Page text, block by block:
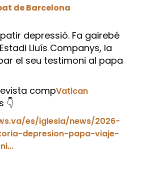
de Barcelona
depressió. Fa gairebé
Lluís Companys, la
el seu testimoni al papa
compVatican
👇
es/iglesia/news/2026-
depresion-papa-viaje-